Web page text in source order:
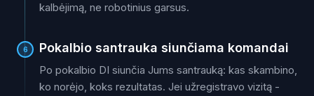
kalbėjimą, ne robotinius garsus.
6 Pokalbio santrauka siunčiama komandai
Po pokalbio DI siunčia Jums santrauką: kas skambino,
ko norėjo, koks rezultatas. Jei užregistravo vizitą -